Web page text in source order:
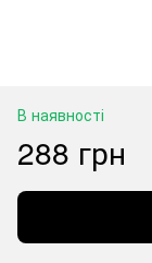
В наявності
288 грн